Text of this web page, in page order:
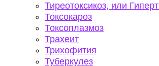
Тиреотоксикоз, или
Токсокароз
Токсоплазмоз
Трахеит
Трихофития
Туберкулез